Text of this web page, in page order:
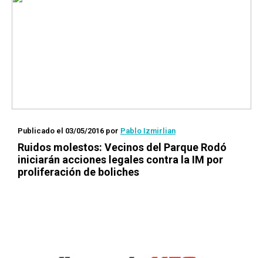
Publicado el 03/05/2016 por Pablo Izmirlian
Ruidos molestos: Vecinos del Parque Rodó
iniciarán acciones legales contra la IM por
proliferación de boliches